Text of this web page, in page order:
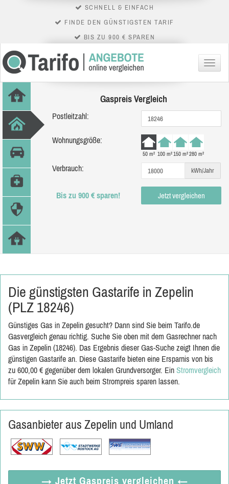
SCHNELL & EINFACH
FINDE DEN GÜNSTIGSTEN TARIF
BIS ZU 900 € SPAREN
Menü
Gaspreis Vergleich
Postleitzahl:
Wohnungsgröße:
50 m² 100 m²150 m²280 m²
Verbrauch: kWh/Jahr
Bis zu 900 € sparen! Jetzt vergleichen
Die günstigsten Gastarife in Zepelin
(PLZ 18246)
Günstiges Gas in Zepelin gesucht? Dann sind Sie beim Tarifo.de
Gasvergleich genau richtig. Suche Sie oben mit dem Gasrechner nach
Gas in Zepelin (18246). Das Ergebnis dieser Gas-Suche zeigt Ihnen die
günstigen Gastarife an. Diese Gastarife bieten eine Ersparnis von bis
zu 600,00 € gegenüber dem lokalen Grundversorger. Ein Stromvergleich
für Zepelin kann Sie auch beim Strompreis sparen lassen.
Gasanbieter aus Zepelin und Umland
→ Jetzt Gaspreis vergleichen ←